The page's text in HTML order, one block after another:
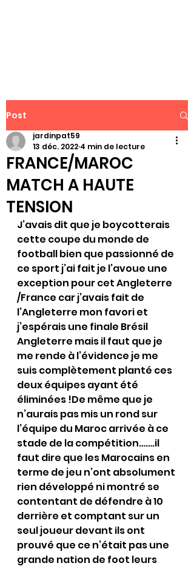
Post
FRANCE/MAROC
MATCH A HAUTE
TENSION
jardinpat59
13 déc. 2022 4 min de lecture
J’avais dit que je boycotterais
cette coupe du monde de
football bien que passionné de
ce sport j’ai fait je l’avoue une
exception pour cet Angleterre
/France car j’avais fait de
l’Angleterre mon favori et
j’espérais une finale Brésil
Angleterre mais il faut que je
me rende à l’évidence je me
suis complètement planté ces
deux équipes ayant été
éliminées !De même que je
n’aurais pas mis un rond sur
l’équipe du Maroc arrivée à ce
stade de la compétition…….il
faut dire que les Marocains en
terme de jeu n’ont absolument
rien développé ni montré se
contentant de défendre à 10
derrière et comptant sur un
seul joueur devant ils ont
prouvé que ce n’était pas une
grande nation de foot leurs